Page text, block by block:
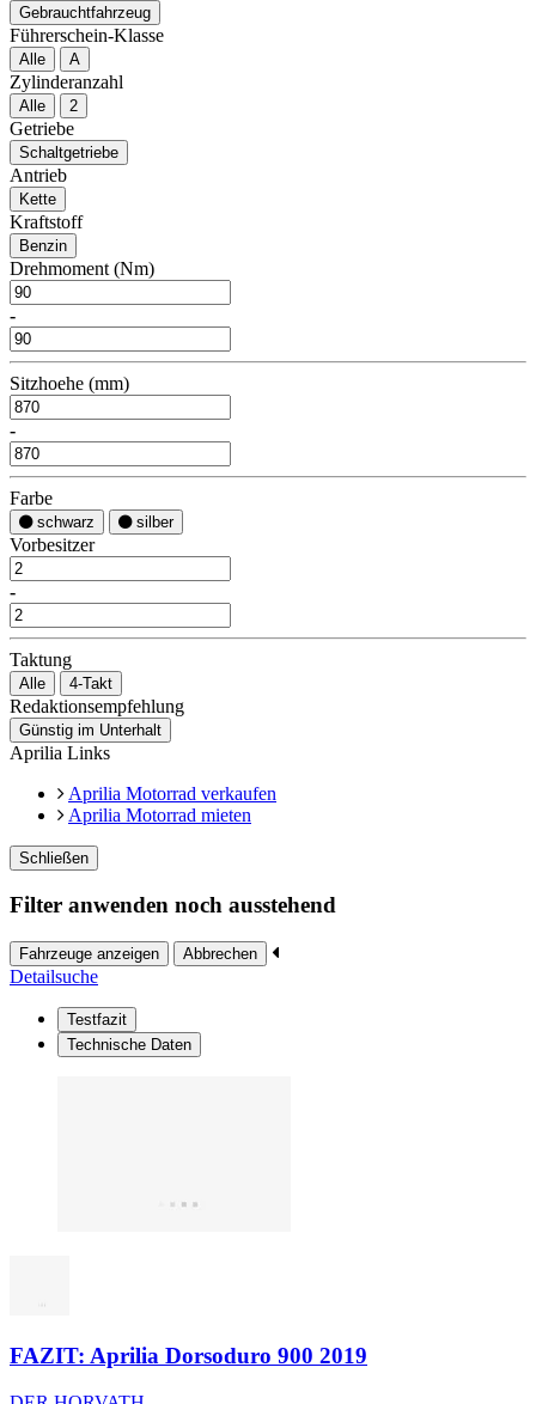
Gebrauchtfahrzeug
Führerschein-Klasse
Alle A
Zylinderanzahl
Alle 2
Getriebe
Schaltgetriebe
Antrieb
Kette
Kraftstoff
Benzin
Drehmoment (Nm)
-
Sitzhoehe (mm)
-
Farbe
schwarz silber
Vorbesitzer
-
Taktung
Alle 4-Takt
Redaktionsempfehlung
Günstig im Unterhalt
Aprilia Links
Aprilia Motorrad verkaufen
Aprilia Motorrad mieten
Schließen
Filter anwenden noch ausstehend
Fahrzeuge anzeigen Abbrechen
Detailsuche
Testfazit
Technische Daten
FAZIT: Aprilia Dorsoduro 900 2019